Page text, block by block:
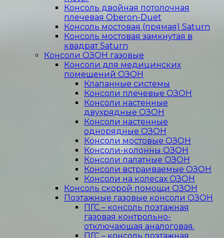
Консоль двойная потолочная
плечевая Oberon-Duet
Консоль мостовая (прямая) Saturn
Консоль мостовая замкнутая в
квадрат Saturn
Консоли ОЗОН газовые
Консоли для медицинских
помещений ОЗОН
Клапанные системы
Консоли плечевые ОЗОН
Консоли настенные
двухрядные ОЗОН
Консоли настенные
однорядные ОЗОН
Консоли мостовые ОЗОН
Консоли-колонны ОЗОН
Консоли палатные ОЗОН
Консоли встраиваемые ОЗОН
Консоли на колесах ОЗОН
Консоль скорой помощи ОЗОН
Поэтажные газовые консоли ОЗОН
ПГС – консоль поэтажная
газовая контрольно-
отключающая аналоговая.
ПГС – консоль поэтажная